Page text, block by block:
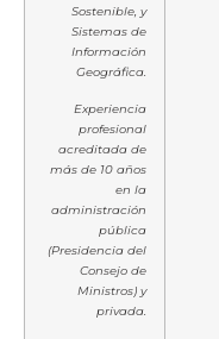
Sostenible, y
Sistemas de
Información
Geográfica.
Experiencia
profesional
acreditada de
más de 10 años
en la
administración
pública
(Presidencia del
Consejo de
Ministros) y
privada.